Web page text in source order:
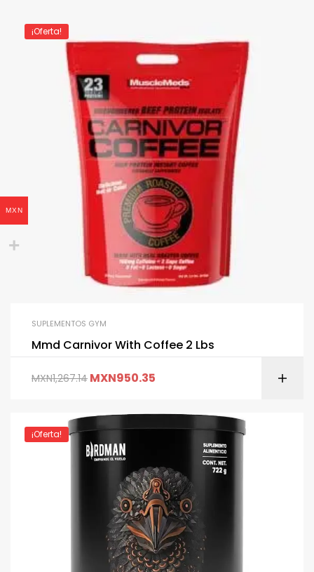
¡Oferta!
SUPLEMENTOS GYM
Mmd Carnivor With Coffee 2 Lbs
MXN1,267.14 MXN950.35
¡Oferta!
MXN